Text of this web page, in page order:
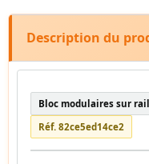
Description du
Bloc modulaires sur
Réf. 82ce5ed14ce2